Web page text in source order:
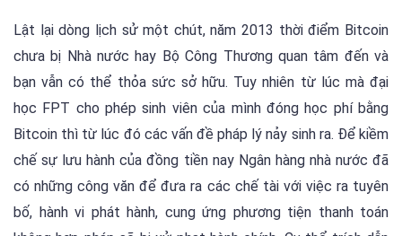
Lật lại dòng lịch sử một chút, năm 2013 thời điểm Bitcoin
chưa bị Nhà nước hay Bộ Công Thương quan tâm đến và
bạn vẫn có thể thỏa sức sở hữu. Tuy nhiên từ lúc mà đại
học FPT cho phép sinh viên của mình đóng học phí bằng
Bitcoin thì từ lúc đó các vấn đề pháp lý nảy sinh ra. Để kiềm
chế sự lưu hành của đồng tiền nay Ngân hàng nhà nước đã
có những công văn để đưa ra các chế tài với việc ra tuyên
bố, hành vi phát hành, cung ứng phương tiện thanh toán